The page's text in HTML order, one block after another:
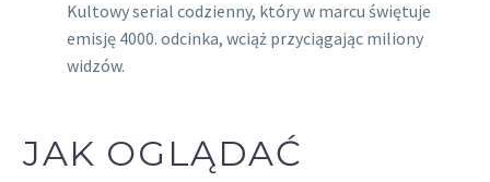
Kultowy serial codzienny, który w marcu świętuje
emisję 4000. odcinka, wciąż przyciągając miliony
widzów.
JAK OGLĄDAĆ